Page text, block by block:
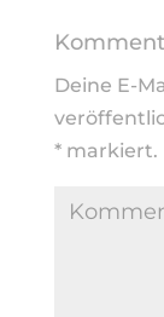
Deine E-
*markiert.